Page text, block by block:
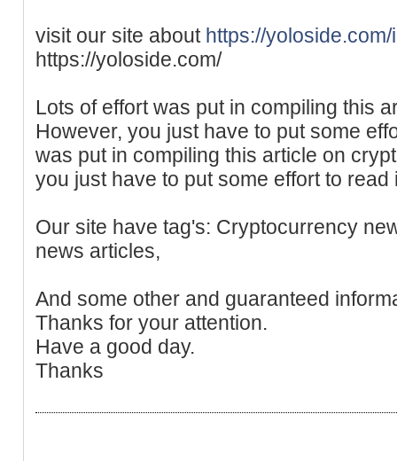
visit our site about https://yoloside.com/
https://yoloside.com/
Lots of effort was put in compiling this
However, you just have to put some
was put in compiling this article on
you just have to put some effort to read
Our site have tag's: Cryptocurrency
news articles,
And some other and guaranteed
Thanks for your attention.
Have a good day.
Thanks